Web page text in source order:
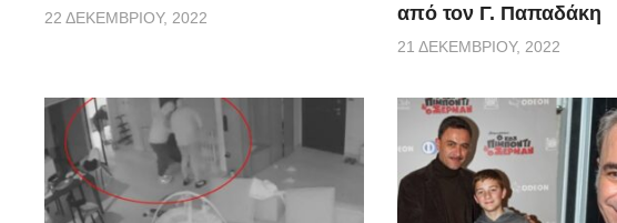
22 ΔΕΚΕΜΒΡΊΟΥ, 2022
από τον Γ. Παπαδάκη
21 ΔΕΚΕΜΒΡΊΟΥ, 2022